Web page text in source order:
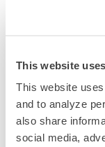
This website
This website
and to analyze
also share
social media,
供一
911